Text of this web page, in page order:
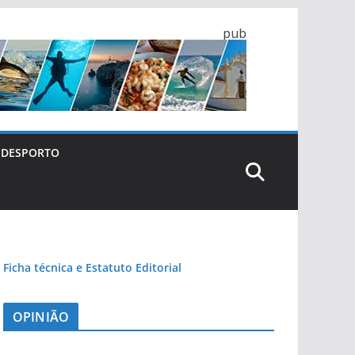
pub
DESPORTO
Ficha técnica e Estatuto Editorial
OPINIÃO